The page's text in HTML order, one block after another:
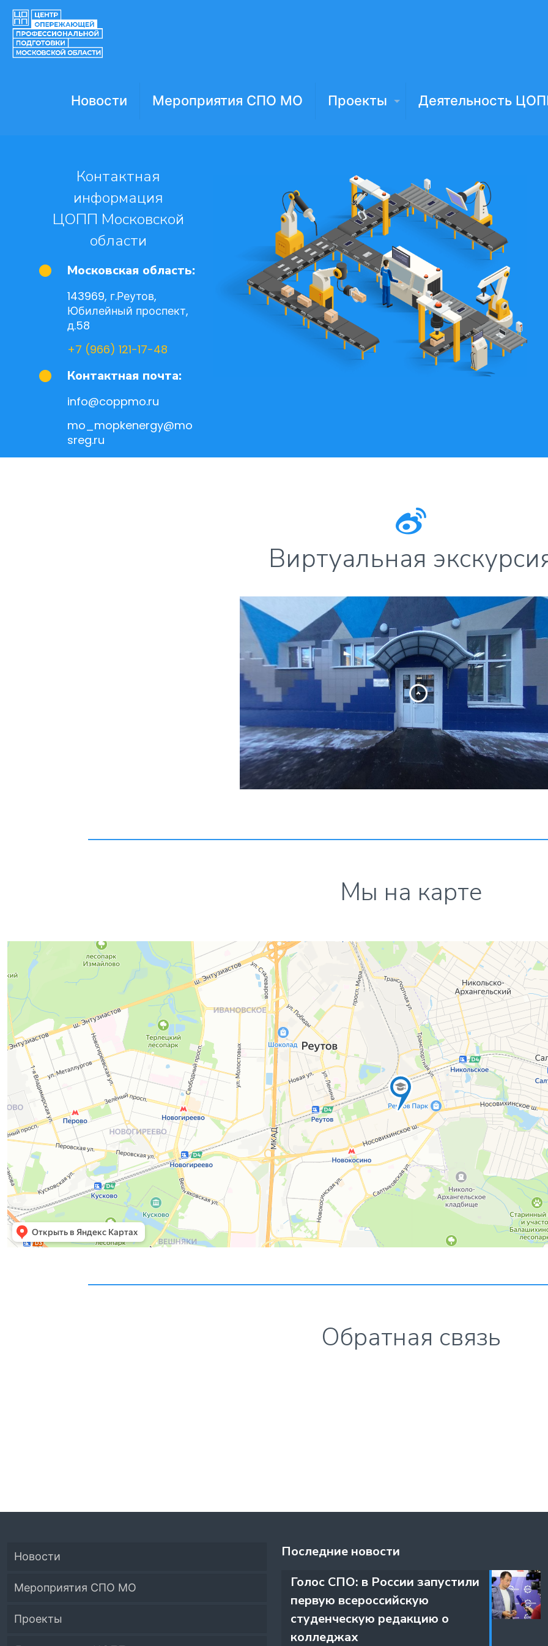
Новости Мероприятия СПО МО Проекты Деятельность
Контактная
информация
ЦОПП Московской
области
Московская область:
143969, г.Реутов,
Юбилейный проспект,
д.58
+7 (966) 121-17-48
Контактная почта:
info@coppmo.ru
mo_mopkenergy@mo
sreg.ru
Виртуальная
Мы на карте
Обратная связь
Новости
Мероприятия СПО МО
Проекты
Последние новости
️Голос СПО: в России запустили
первую всероссийскую
студенческую редакцию о
колледжах